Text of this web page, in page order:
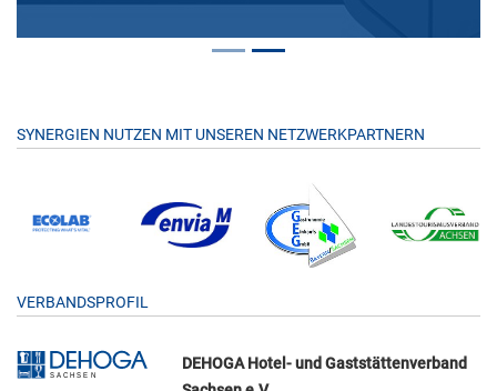
SYNERGIEN NUTZEN MIT UNSEREN NETZWERKPARTNERN
VERBANDSPROFIL
DEHOGA Hotel- und Gaststättenverband